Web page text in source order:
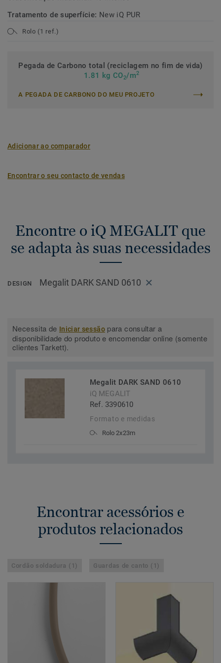
Tratamento de superfície: New iQ PUR
Rolo (1 ref.)
Pegada de Carbono total (reciclagem no fim de vida)
1.81 kg CO2/m2
A PEGADA DE CARBONO DO MEU PROJETO
Adicionar ao comparador
Encontrar o seu contacto de vendas
Encontre o iQ MEGALIT que
se adapta às suas necessidades
DESIGN Megalit DARK SAND 0610
Necessita de Iniciar sessãopara consultar a
disponibilidade do produto e encomendar online (somente
clientes Tarkett).
Megalit DARK SAND 0610
iQ MEGALIT
Ref. 3390610
Formato e medidas
Rolo 2x23m
Encontrar acessórios e
produtos relacionados
Cordão soldadura (1) Guardas de canto (1)